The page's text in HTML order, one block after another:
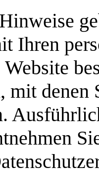
Ihren
mit